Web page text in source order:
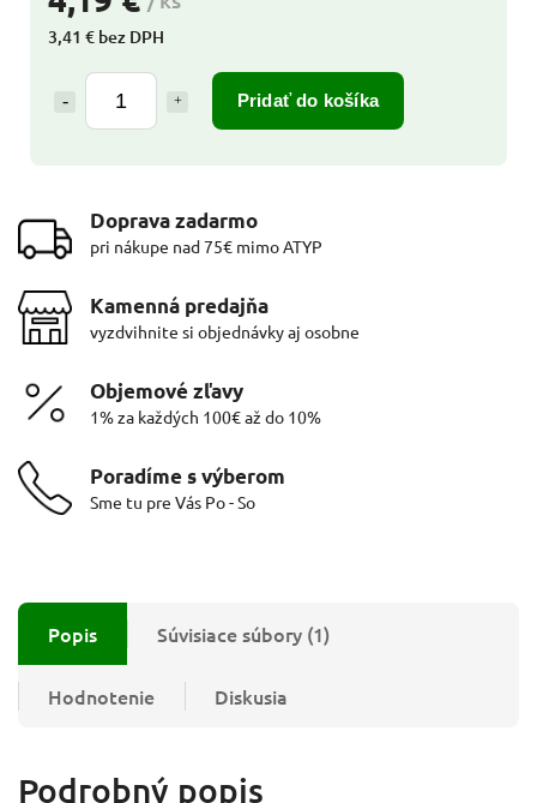
3,41 € bez DPH
Pridať do košíka
Doprava zadarmo
pri nákupe nad 75€ mimo ATYP
Kamenná predajňa
vyzdvihnite si objednávky aj osobne
Objemové zľavy
1% za každých 100€ až do 10%
Poradíme s výberom
Sme tu pre Vás Po - So
Popis Súvisiace súbory (1)
Hodnotenie Diskusia
Podrobný popis